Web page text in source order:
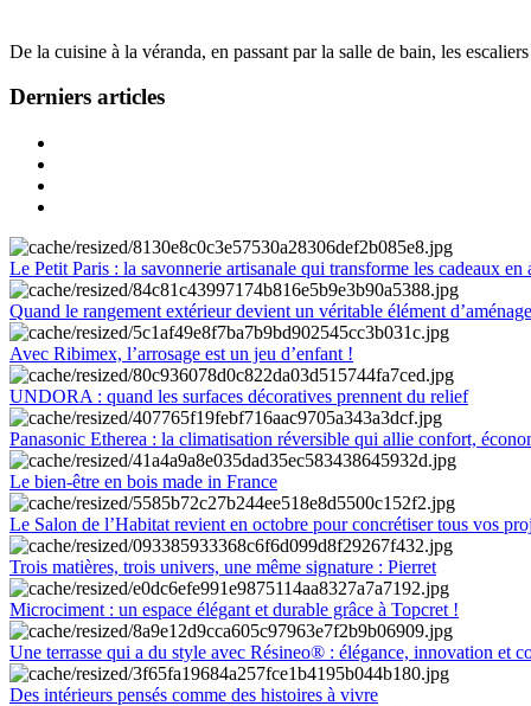
De la cuisine à la véranda, en passant par la salle de bain, les
Derniers articles
Le Petit Paris : la savonnerie artisanale qui transforme les cadeaux en
Quand le rangement extérieur devient un véritable élément
Avec Ribimex, l’arrosage est un jeu d’enfant !
UNDORA : quand les surfaces décoratives prennent du relief
Panasonic Etherea : la climatisation réversible qui allie confort,
Le bien-être en bois made in France
Le Salon de l’Habitat revient en octobre pour concrétiser tous vos
Trois matières, trois univers, une même signature : Pierret
Microciment : un espace élégant et durable grâce à Topcret !
Une terrasse qui a du style avec Résineo® : élégance, innovation et
Des intérieurs pensés comme des histoires à vivre